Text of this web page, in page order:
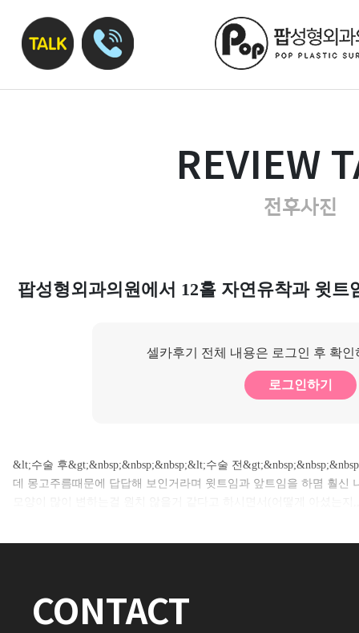
REVIEW
전후사진
팝성형외과의원에서 12홀 자연유착과 윗트
셀카후기 전체 내용은 로그인 후 확
로그인하기
&lt;수술 후&gt;&nbsp;&nbsp;&nbsp;&lt;수술 전
데 몽고주름때문에 답답해 보인거라며 윗트임과 앞트임을 하몀 훨신
모양이 많이 변하는걸 원치 않을거 같다고 하시면서(어떻게 아셨는
CONTACT